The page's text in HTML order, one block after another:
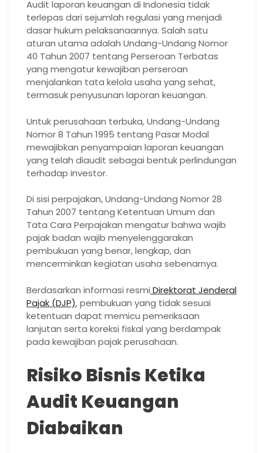
Audit laporan keuangan di Indonesia tidak
terlepas dari sejumlah regulasi yang menjadi
dasar hukum pelaksanaannya. Salah satu
aturan utama adalah Undang-Undang Nomor
40 Tahun 2007 tentang Perseroan Terbatas
yang mengatur kewajiban perseroan
menjalankan tata kelola usaha yang sehat,
termasuk penyusunan laporan keuangan.
Untuk perusahaan terbuka, Undang-Undang
Nomor 8 Tahun 1995 tentang Pasar Modal
mewajibkan penyampaian laporan keuangan
yang telah diaudit sebagai bentuk perlindungan
terhadap investor.
Di sisi perpajakan, Undang-Undang Nomor 28
Tahun 2007 tentang Ketentuan Umum dan
Tata Cara Perpajakan mengatur bahwa wajib
pajak badan wajib menyelenggarakan
pembukuan yang benar, lengkap, dan
mencerminkan kegiatan usaha sebenarnya.
Berdasarkan informasi resmi Direktorat Jenderal
Pajak (DJP), pembukuan yang tidak sesuai
ketentuan dapat memicu pemeriksaan
lanjutan serta koreksi fiskal yang berdampak
pada kewajiban pajak perusahaan.
Risiko Bisnis Ketika
Audit Keuangan
Diabaikan